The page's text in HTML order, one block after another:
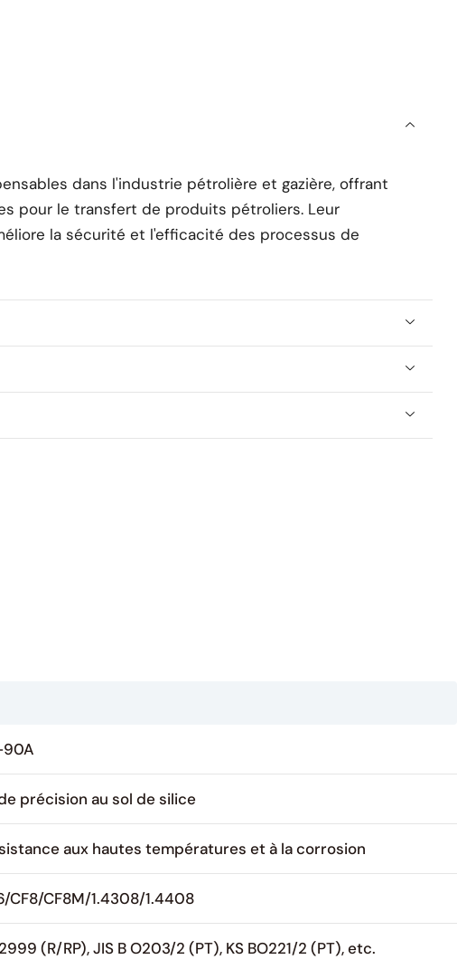
dans l'industrie pétrolière et gazière, offrant
pour le transfert de produits pétroliers. Leur
la sécurité et l'efficacité des processus de
90A
précision au sol de silice
aux hautes températures et à la corrosion
CF8M/1.4308/1.4408
(R/RP), JIS B O203/2 (PT), KS BO221/2 (PT), etc.